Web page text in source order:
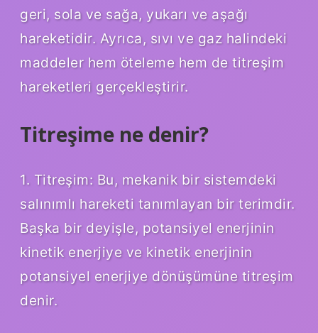
geri, sola ve sağa, yukarı ve aşağı
hareketidir. Ayrıca, sıvı ve gaz halindeki
maddeler hem öteleme hem de titreşim
hareketleri gerçekleştirir.
Titreşime ne denir?
1. Titreşim: Bu, mekanik bir sistemdeki
salınımlı hareketi tanımlayan bir terimdir.
Başka bir deyişle, potansiyel enerjinin
kinetik enerjiye ve kinetik enerjinin
potansiyel enerjiye dönüşümüne titreşim
denir.